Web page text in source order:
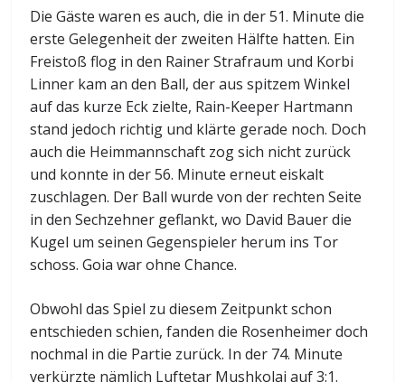
Die Gäste waren es auch, die in der 51. Minute die
erste Gelegenheit der zweiten Hälfte hatten. Ein
Freistoß flog in den Rainer Strafraum und Korbi
Linner kam an den Ball, der aus spitzem Winkel
auf das kurze Eck zielte, Rain-Keeper Hartmann
stand jedoch richtig und klärte gerade noch. Doch
auch die Heimmannschaft zog sich nicht zurück
und konnte in der 56. Minute erneut eiskalt
zuschlagen. Der Ball wurde von der rechten Seite
in den Sechzehner geflankt, wo David Bauer die
Kugel um seinen Gegenspieler herum ins Tor
schoss. Goia war ohne Chance.
Obwohl das Spiel zu diesem Zeitpunkt schon
entschieden schien, fanden die Rosenheimer doch
nochmal in die Partie zurück. In der 74. Minute
verkürzte nämlich Luftetar Mushkolaj auf 3:1.